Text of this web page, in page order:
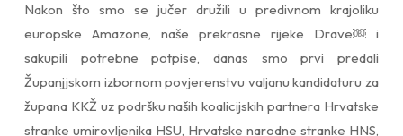
Nakon što smo se jučer družili u predivnom krajoliku
europske Amazone, naše prekrasne rijeke Drave￼ i
sakupili potrebne potpise, danas smo prvi predali
Županjjskom izbornom povjerenstvu valjanu kandidaturu za
župana KKŽ uz podršku naših koalicijskih partnera Hrvatske
stranke umirovljenika HSU, Hrvatske narodne stranke HNS,